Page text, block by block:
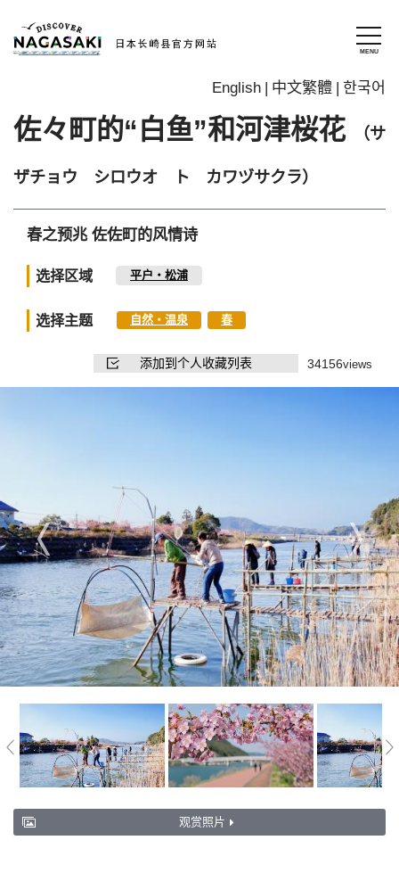
English 中文繁體 한국어
佐々町的“白鱼”和河津桜花 （サ
ザチョウ シロウオ ト カワヅサクラ）
春之预兆 佐佐町的风情诗
选择区域 平户・松浦
选择主题 自然・温泉 春
添加到个人收藏列表 34156views
观赏照片